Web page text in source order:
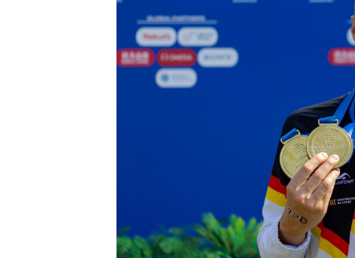
Quicklinks
Recht auf sicheren Schwimmsport